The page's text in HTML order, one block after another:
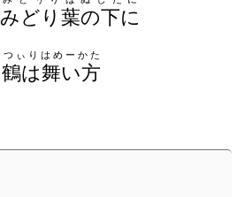
みどり葉の下に
鶴は舞い方
つぃりはめーかた